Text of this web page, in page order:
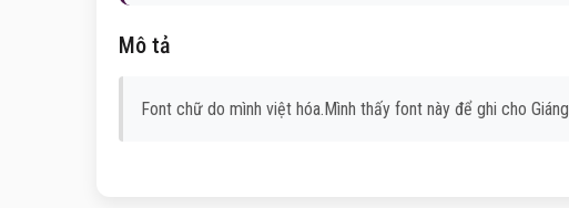
Mô tả
Font chữ do mình việt hóa.Mình thấy font này để ghi cho